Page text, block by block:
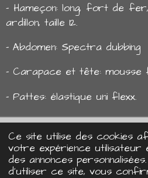
Ce site utilise des cookies
votre expérience utilisateur
des annonces
d'utiliser ce site, vous
- Hameçon: long, fort de
ardillon, taille 12.
- Abdomen: Spectra dubbing
- Carapace et tête: mousse
- Pattes: élastique uni flexx.
Mentions légales
C.G.V